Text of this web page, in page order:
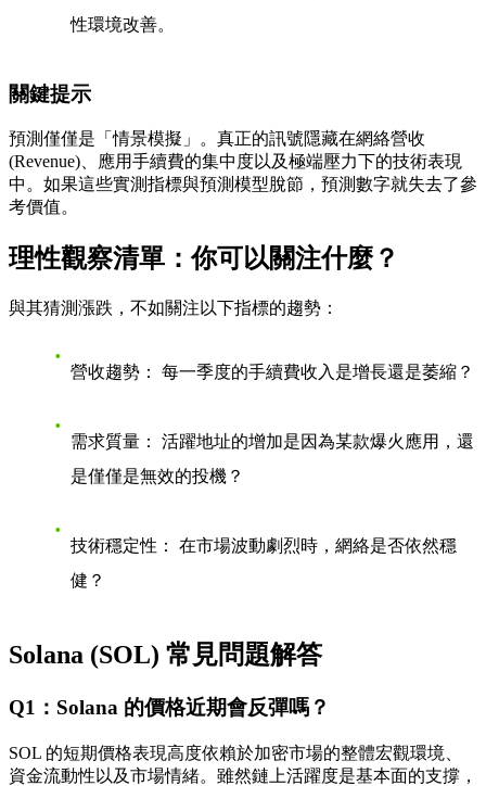
性環境改善。
關鍵提示
預測僅僅是「情景模擬」。真正的訊號隱藏在網絡營收
(Revenue)
應用手續費的集中度以及極端壓力下的技術表現
中。如果這些實測指標與預測模型脫節，預測數字就失去了參
考價值。
理性觀察清單：你可以關注什麼？
與其猜測漲跌，不如關注以下指標的趨勢：
營收趨勢： 每一季度的手續費收入是增長還是萎縮？
需求質量：
活躍地址的增加是因為某款爆火應用，還
是僅僅是無效的投機？
技術穩定性：
在市場波動劇烈時，網絡是否依然穩
健？
Solana (SOL) 常見問題解答
Q1：Solana 的價格近期會反彈嗎？
SOL 的短期價格表現高度依賴於加密市場的整體宏觀環境、
資金流動性以及市場情緒。雖然鏈上活躍度是基本面的支撐，